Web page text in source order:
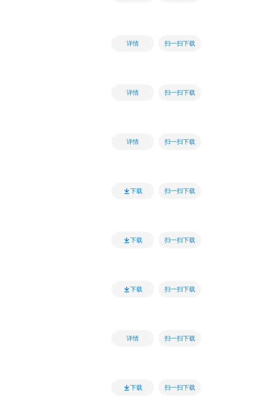
详情 扫一扫下载
详情 扫一扫下载
详情 扫一扫下载
下载 扫一扫下载
下载 扫一扫下载
下载 扫一扫下载
详情 扫一扫下载
下载 扫一扫下载